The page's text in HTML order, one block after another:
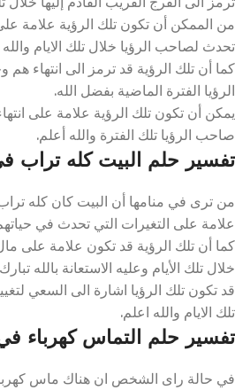
من الممكن أن تكون تلك الرؤية علامة
تحدث لصاحب الرؤيا خلال تلك الايام
كما أن تلك الرؤية قد ترمز الى انتهاء
الرؤيا الفترة الماضية بفضل الله.
يمكن أن تكون تلك الرؤية علامة على
صاحب الرؤيا تلك الفترة والله أعلم.
تفسير حلم البيت كله تراب
من ترى في منامها أن البيت كان كله
علامة على التغيرات التي تحدث في حياتهم
كما أن تلك الرؤية قد تكون علامة على
خلال تلك الأيام وعليه الاستعانة بالله
قد تكون تلك الرؤيا اشارة الى السعي
تلك الايام والله اعلم.
تفسير حلم التماس كهرباء
في حالة راى الشخص ان هناك ماس